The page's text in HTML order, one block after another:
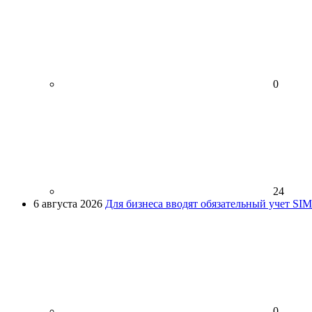
0
24
6 августа 2026 Для бизнеса вводят обязательный учет